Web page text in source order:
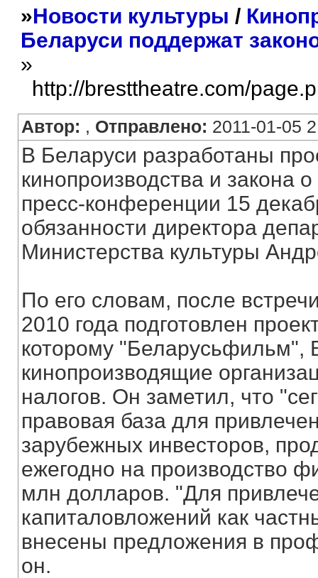
»Новости культуры /
Беларуси поддержат
»
http://bresttheatre.com/
Автор: , Отправлено: 2011-01-05
В Беларуси разработаны
кинопроизводства и закона
пресс-конференции 15
обязанности директора
Министерства культуры
По его словам, после
2010 года подготовлен
которому "Беларусьфильм",
кинопроизводящие
налогов. Он заметил, что
правовая база для
зарубежных инвесторов,
ежегодно на производство
млн долларов. "Для
капиталовложений как
внесены предложения в
он.